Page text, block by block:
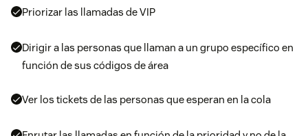
Priorizar las llamadas de VIP
Dirigir a las personas que llaman a un grupo específico en
función de sus códigos de área
Ver los tickets de las personas que esperan en la cola